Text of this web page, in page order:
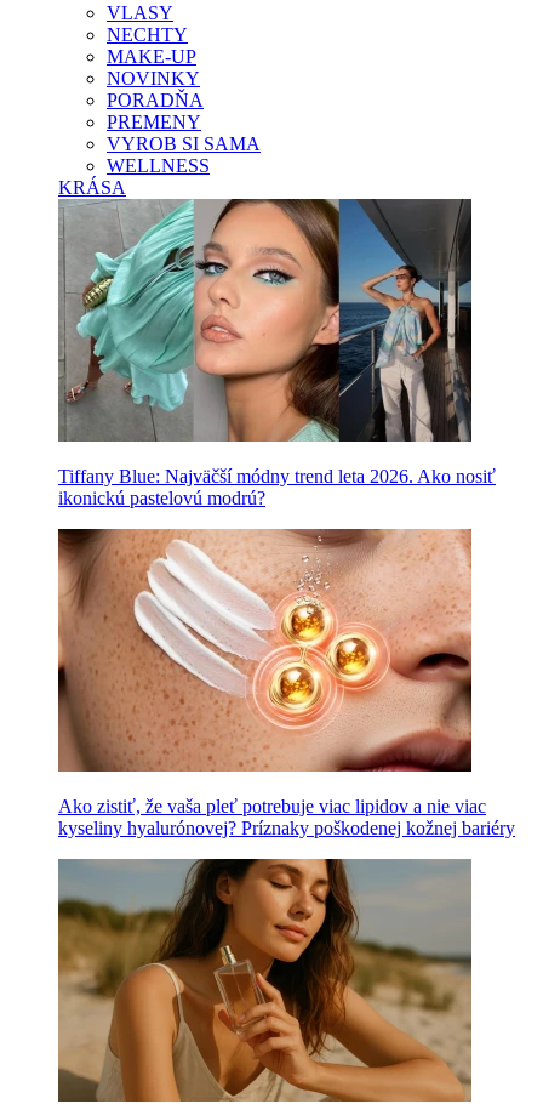
VLASY
NECHTY
MAKE-UP
NOVINKY
PORADŇA
PREMENY
VYROB SI SAMA
WELLNESS
KRÁSA
Tiffany Blue: Najväčší módny trend leta 2026. Ako nosiť
ikonickú pastelovú modrú?
Ako zistiť, že vaša pleť potrebuje viac lipidov a nie viac
kyseliny hyalurónovej? Príznaky poškodenej kožnej bariéry